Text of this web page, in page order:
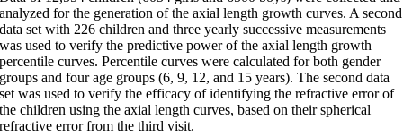
analyzed for the generation of the axial length growth curves. A second
data set with 226 children and three yearly successive measurements
was used to verify the predictive power of the axial length growth
percentile curves. Percentile curves were calculated for both gender
groups and four age groups (6, 9, 12, and 15 years). The second data
set was used to verify the efficacy of identifying the refractive error of
the children using the axial length curves, based on their spherical
refractive error from the third visit.